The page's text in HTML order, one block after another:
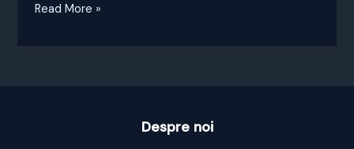
Madonna,
Read More »
Despre noi